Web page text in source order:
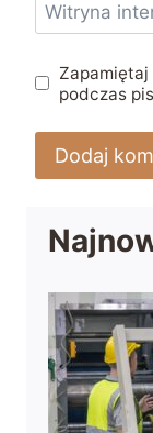
Witryna
podczas